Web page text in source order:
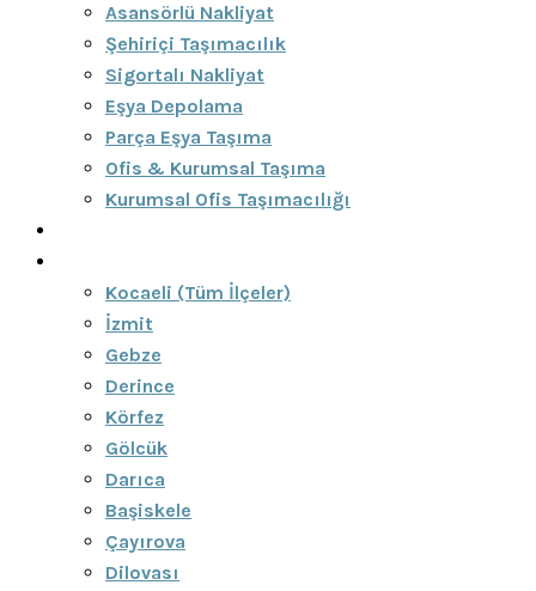
Asansörlü Nakliyat
Şehiriçi Taşımacılık
Sigortalı Nakliyat
Eşya Depolama
Parça Eşya Taşıma
Ofis & Kurumsal Taşıma
Kurumsal Ofis Taşımacılığı
Kocaeli (Tüm İlçeler)
İzmit
Gebze
Derince
Körfez
Gölcük
Darıca
Başiskele
Çayırova
Dilovası